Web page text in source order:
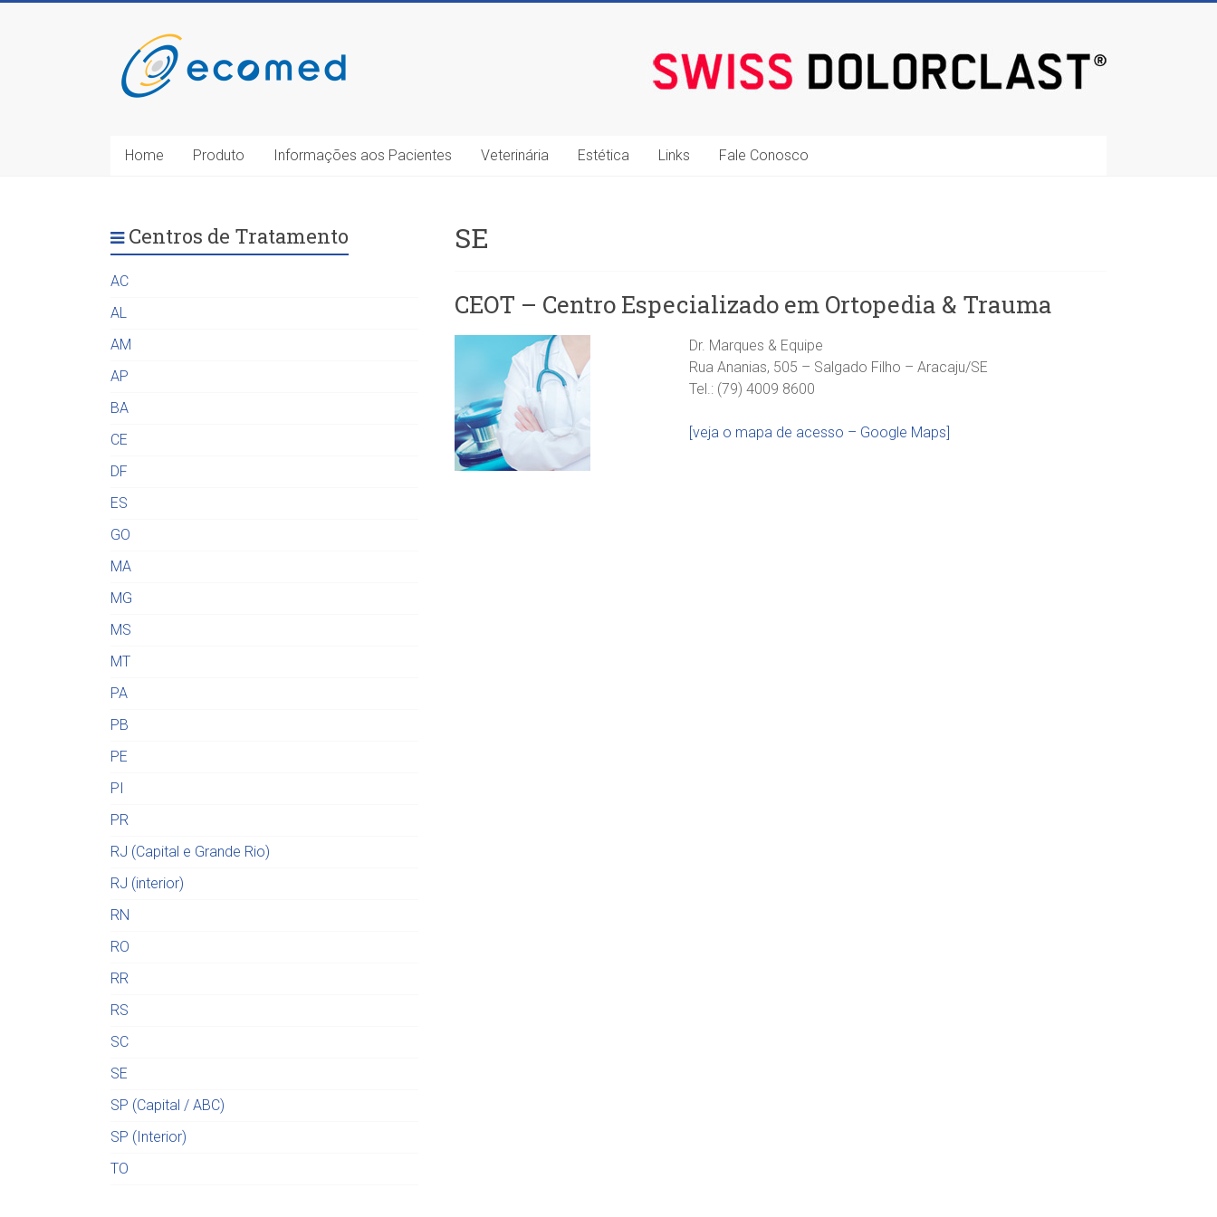
Home Produto Informações aos Pacientes Veterinária Estética Links Fale Conosco
SE
CEOT – Centro Especializado em Ortopedia & Trauma
Dr. Marques & Equipe
Rua Ananias, 505 – Salgado Filho – Aracaju/SE
Tel.: (79) 4009 8600
[veja o mapa de acesso – Google Maps]
Centros de Tratamento
AC
AL
AM
AP
BA
CE
DF
ES
GO
MA
MG
MS
MT
PA
PB
PE
PI
PR
RJ (Capital e Grande Rio)
RJ (interior)
RN
RO
RR
RS
SC
SE
SP (Capital / ABC)
SP (Interior)
TO